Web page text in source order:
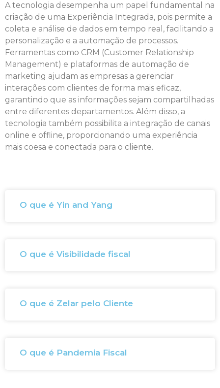
A tecnologia desempenha um papel fundamental na
criação de uma Experiência Integrada, pois permite a
coleta e análise de dados em tempo real, facilitando a
personalização e a automação de processos.
Ferramentas como CRM (Customer Relationship
Management) e plataformas de automação de
marketing ajudam as empresas a gerenciar
interações com clientes de forma mais eficaz,
garantindo que as informações sejam compartilhadas
entre diferentes departamentos. Além disso, a
tecnologia também possibilita a integração de canais
online e offline, proporcionando uma experiência
mais coesa e conectada para o cliente.
O que é Yin and Yang
O que é Visibilidade fiscal
O que é Zelar pelo Cliente
O que é Pandemia Fiscal